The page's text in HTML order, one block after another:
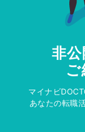
非
ご
マイナビ
あなたの転職